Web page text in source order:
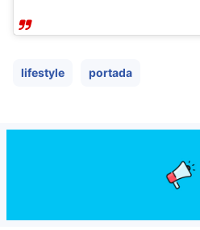
lifestyle portada